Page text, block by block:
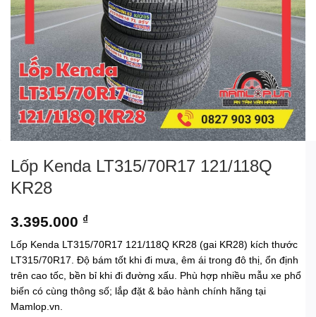
Lốp Kenda LT315/70R17 121/118Q
KR28
3.395.000 ₫
Lốp Kenda LT315/70R17 121/118Q KR28 (gai KR28) kích thước
LT315/70R17. Độ bám tốt khi đi mưa, êm ái trong đô thị, ổn định
trên cao tốc, bền bỉ khi đi đường xấu. Phù hợp nhiều mẫu xe phổ
biến có cùng thông số; lắp đặt & bảo hành chính hãng tại
Mamlop.vn.